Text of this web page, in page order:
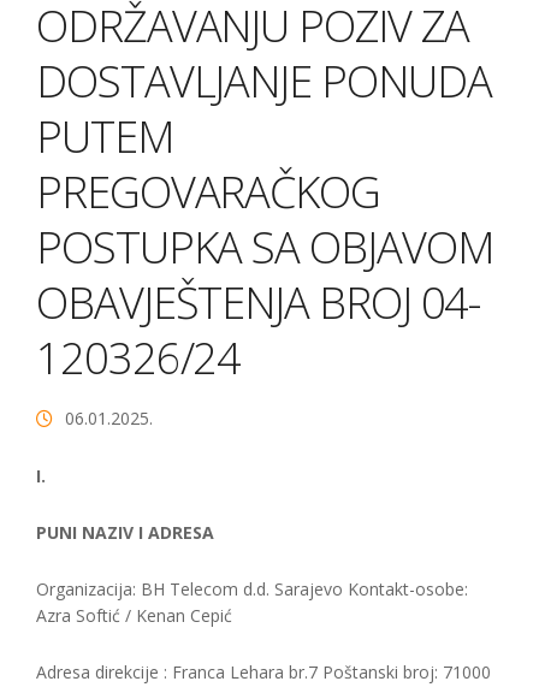
ODRŽAVANJU POZIV ZA
DOSTAVLJANJE PONUDA
PUTEM
PREGOVARAČKOG
POSTUPKA SA OBJAVOM
OBAVJEŠTENJA BROJ 04-
120326/24
06.01.2025.
I.
PUNI NAZIV I ADRESA
Organizacija: BH Telecom d.d. Sarajevo Kontakt-osobe:
Azra Softić / Kenan Cepić
Adresa direkcije : Franca Lehara br.7 Poštanski broj: 71000